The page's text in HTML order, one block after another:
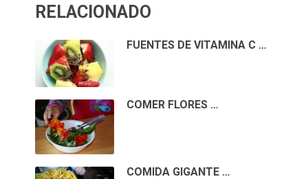
RELACIONADO
FUENTES DE VITAMINA C …
COMER FLORES …
COMIDA GIGANTE …